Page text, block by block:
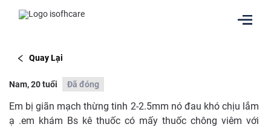
Quay Lại
Nam, 20 tuổi Đã đóng
Em bị giãn mạch thừng tinh 2-2.5mm nó đau khó chịu lắm
ạ .em khám Bs kê thuốc có mấy thuốc chông viêm với